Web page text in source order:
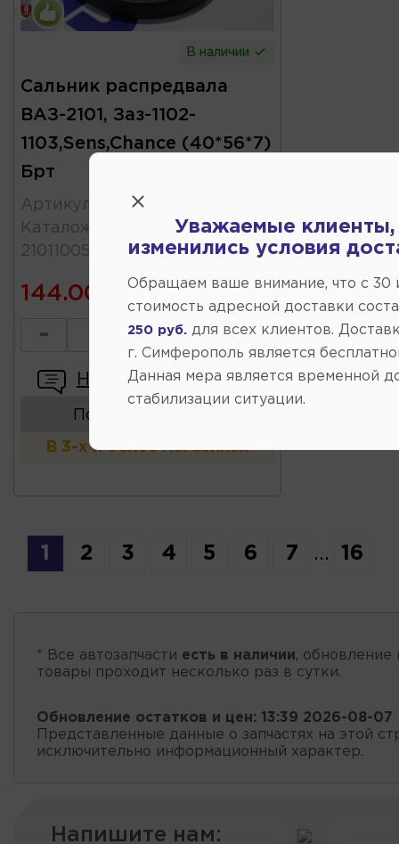
В наличии
Сальник распредвала
ВАЗ-2101, Заз-1102-
1103,Sens,Chance (40*56*7)
Брт
Артикул
2101100503402РЭ
Каталожный
2101100503402РЭ
144.00
- +
Написать отзыв
Показать аналоги
В 3-х и более магазинах
1 2 3 4 5 6 7 ... 16
* Все автозапчасти есть в наличии, обновление
товары проходит несколько раз в сутки.
Обновление остатков и цен: 13:39 2026-08-07
Представленные данные о запчастях на этой
исключительно информационный характер.
Напишите нам:
Уважаемые клиенты,
изменились условия
Обращаем ваше внимание, что c 30
стоимость адресной доставки
250 руб.
для всех клиентов.
г. Симферополь является
Данная мера является временной
стабилизации ситуации.